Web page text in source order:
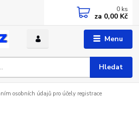
Menu
Hledat
0 ks
za 0,00 Kč
osobních údajů pro účely registrace